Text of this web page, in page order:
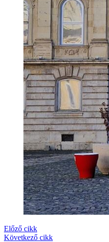
Előző cikk
Következő cikk